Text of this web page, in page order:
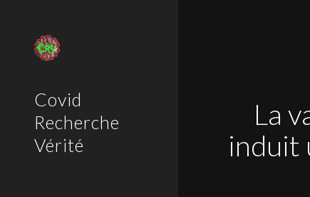
Covid
Recherche
Vérité
La
induit